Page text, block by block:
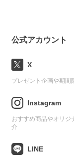
公式アカウント
X
プレゼント企画や期間
Instagram
おすすめ商品やオリジ
介
LINE